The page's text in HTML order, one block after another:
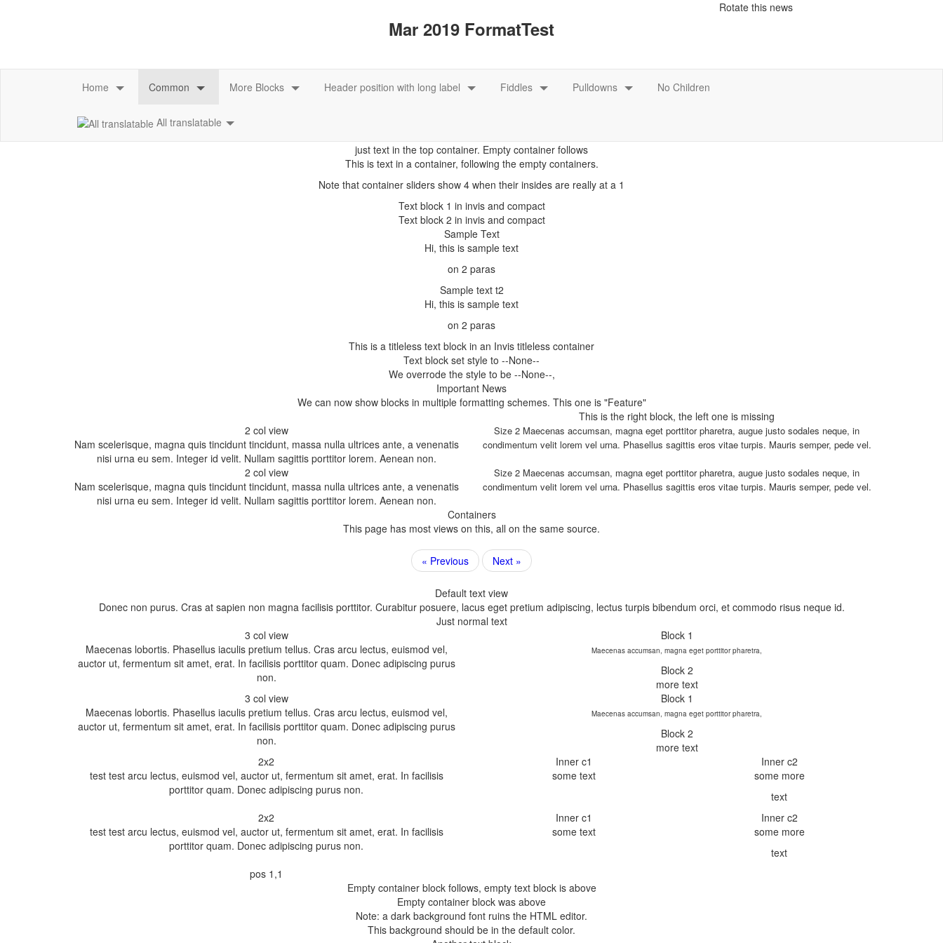
Rotate this news
All translatable
Nam scelerisque, magna quis tincidunt tincidunt, massa nulla ultrices ante, a venenatis
nisi urna eu sem. Integer id velit. Nullam sagittis porttitor lorem. Aenean non.
Size 2 Maecenas accumsan, magna eget porttitor pharetra, augue justo sodales neque, in
Nam scelerisque, magna quis tincidunt tincidunt, massa nulla ultrices ante, a venenatis
nisi urna eu sem. Integer id velit. Nullam sagittis porttitor lorem. Aenean non.
Size 2 Maecenas accumsan, magna eget porttitor pharetra, augue justo sodales neque, in
Next »
Donec non purus. Cras at sapien non magna facilisis porttitor. Curabitur posuere, lacus eget pretium adipiscing, lectus turpis bibendum orci, et commodo risus neque id.
Maecenas lobortis. Phasellus iaculis pretium tellus. Cras arcu lectus, euismod vel,
auctor ut, fermentum sit amet, erat. In facilisis porttitor quam. Donec adipiscing purus
Maecenas accumsan, magna eget porttitor pharetra,
more text
Maecenas lobortis. Phasellus iaculis pretium tellus. Cras arcu lectus, euismod vel,
auctor ut, fermentum sit amet, erat. In facilisis porttitor quam. Donec adipiscing purus
Maecenas accumsan, magna eget porttitor pharetra,
more text
test test arcu lectus, euismod vel, auctor ut, fermentum sit amet, erat. In facilisis
test test arcu lectus, euismod vel, auctor ut, fermentum sit amet, erat. In facilisis